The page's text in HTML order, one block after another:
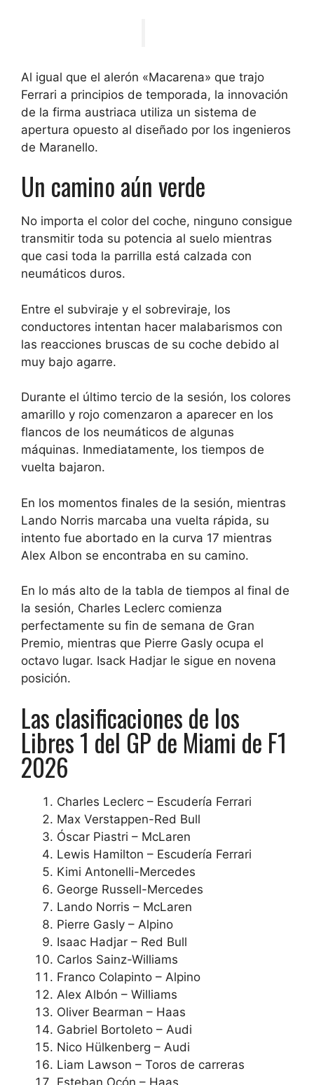
Al igual que el alerón «Macarena» que trajo
Ferrari a principios de temporada, la innovación
de la firma austriaca utiliza un sistema de
apertura opuesto al diseñado por los ingenieros
de Maranello.
Un camino aún verde
No importa el color del coche, ninguno consigue
transmitir toda su potencia al suelo mientras
que casi toda la parrilla está calzada con
neumáticos duros.
Entre el subviraje y el sobreviraje, los
conductores intentan hacer malabarismos con
las reacciones bruscas de su coche debido al
muy bajo agarre.
Durante el último tercio de la sesión, los colores
amarillo y rojo comenzaron a aparecer en los
flancos de los neumáticos de algunas
máquinas. Inmediatamente, los tiempos de
vuelta bajaron.
En los momentos finales de la sesión, mientras
Lando Norris marcaba una vuelta rápida, su
intento fue abortado en la curva 17 mientras
Alex Albon se encontraba en su camino.
En lo más alto de la tabla de tiempos al final de
la sesión, Charles Leclerc comienza
perfectamente su fin de semana de Gran
Premio, mientras que Pierre Gasly ocupa el
octavo lugar. Isack Hadjar le sigue en novena
posición.
Las clasificaciones de los
Libres 1 del GP de Miami de F1
2026
Charles Leclerc – Escudería Ferrari
Max Verstappen-Red Bull
Óscar Piastri – McLaren
Lewis Hamilton – Escudería Ferrari
Kimi Antonelli-Mercedes
George Russell-Mercedes
Lando Norris – McLaren
Pierre Gasly – Alpino
Isaac Hadjar – Red Bull
Carlos Sainz-Williams
Franco Colapinto – Alpino
Alex Albón – Williams
Oliver Bearman – Haas
Gabriel Bortoleto – Audi
Nico Hülkenberg – Audi
Liam Lawson – Toros de carreras
Esteban Ocón – Haas